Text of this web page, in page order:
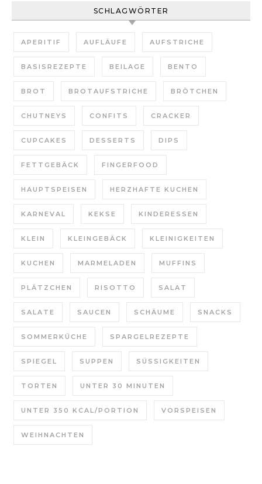
SCHLAGWÖRTER
APERITIF AUFLÄUFE AUFSTRICHE
BASISREZEPTE BEILAGE BENTO
BROT BROTAUFSTRICHE BRÖTCHEN
CHUTNEYS CONFITS CRACKER
CUPCAKES DESSERTS DIPS
FETTGEBÄCK FINGERFOOD
HAUPTSPEISEN HERZHAFTE KUCHEN
KARNEVAL KEKSE KINDERESSEN
KLEIN KLEINGEBÄCK KLEINIGKEITEN
KUCHEN MARMELADEN MUFFINS
PLÄTZCHEN RISOTTO SALAT
SALATE SAUCEN SCHÄUME SNACKS
SOMMERKÜCHE SPARGELREZEPTE
SPIEGEL SUPPEN SÜSSIGKEITEN
TORTEN UNTER 30 MINUTEN
UNTER 350 KCAL/PORTION VORSPEISEN
WEIHNACHTEN